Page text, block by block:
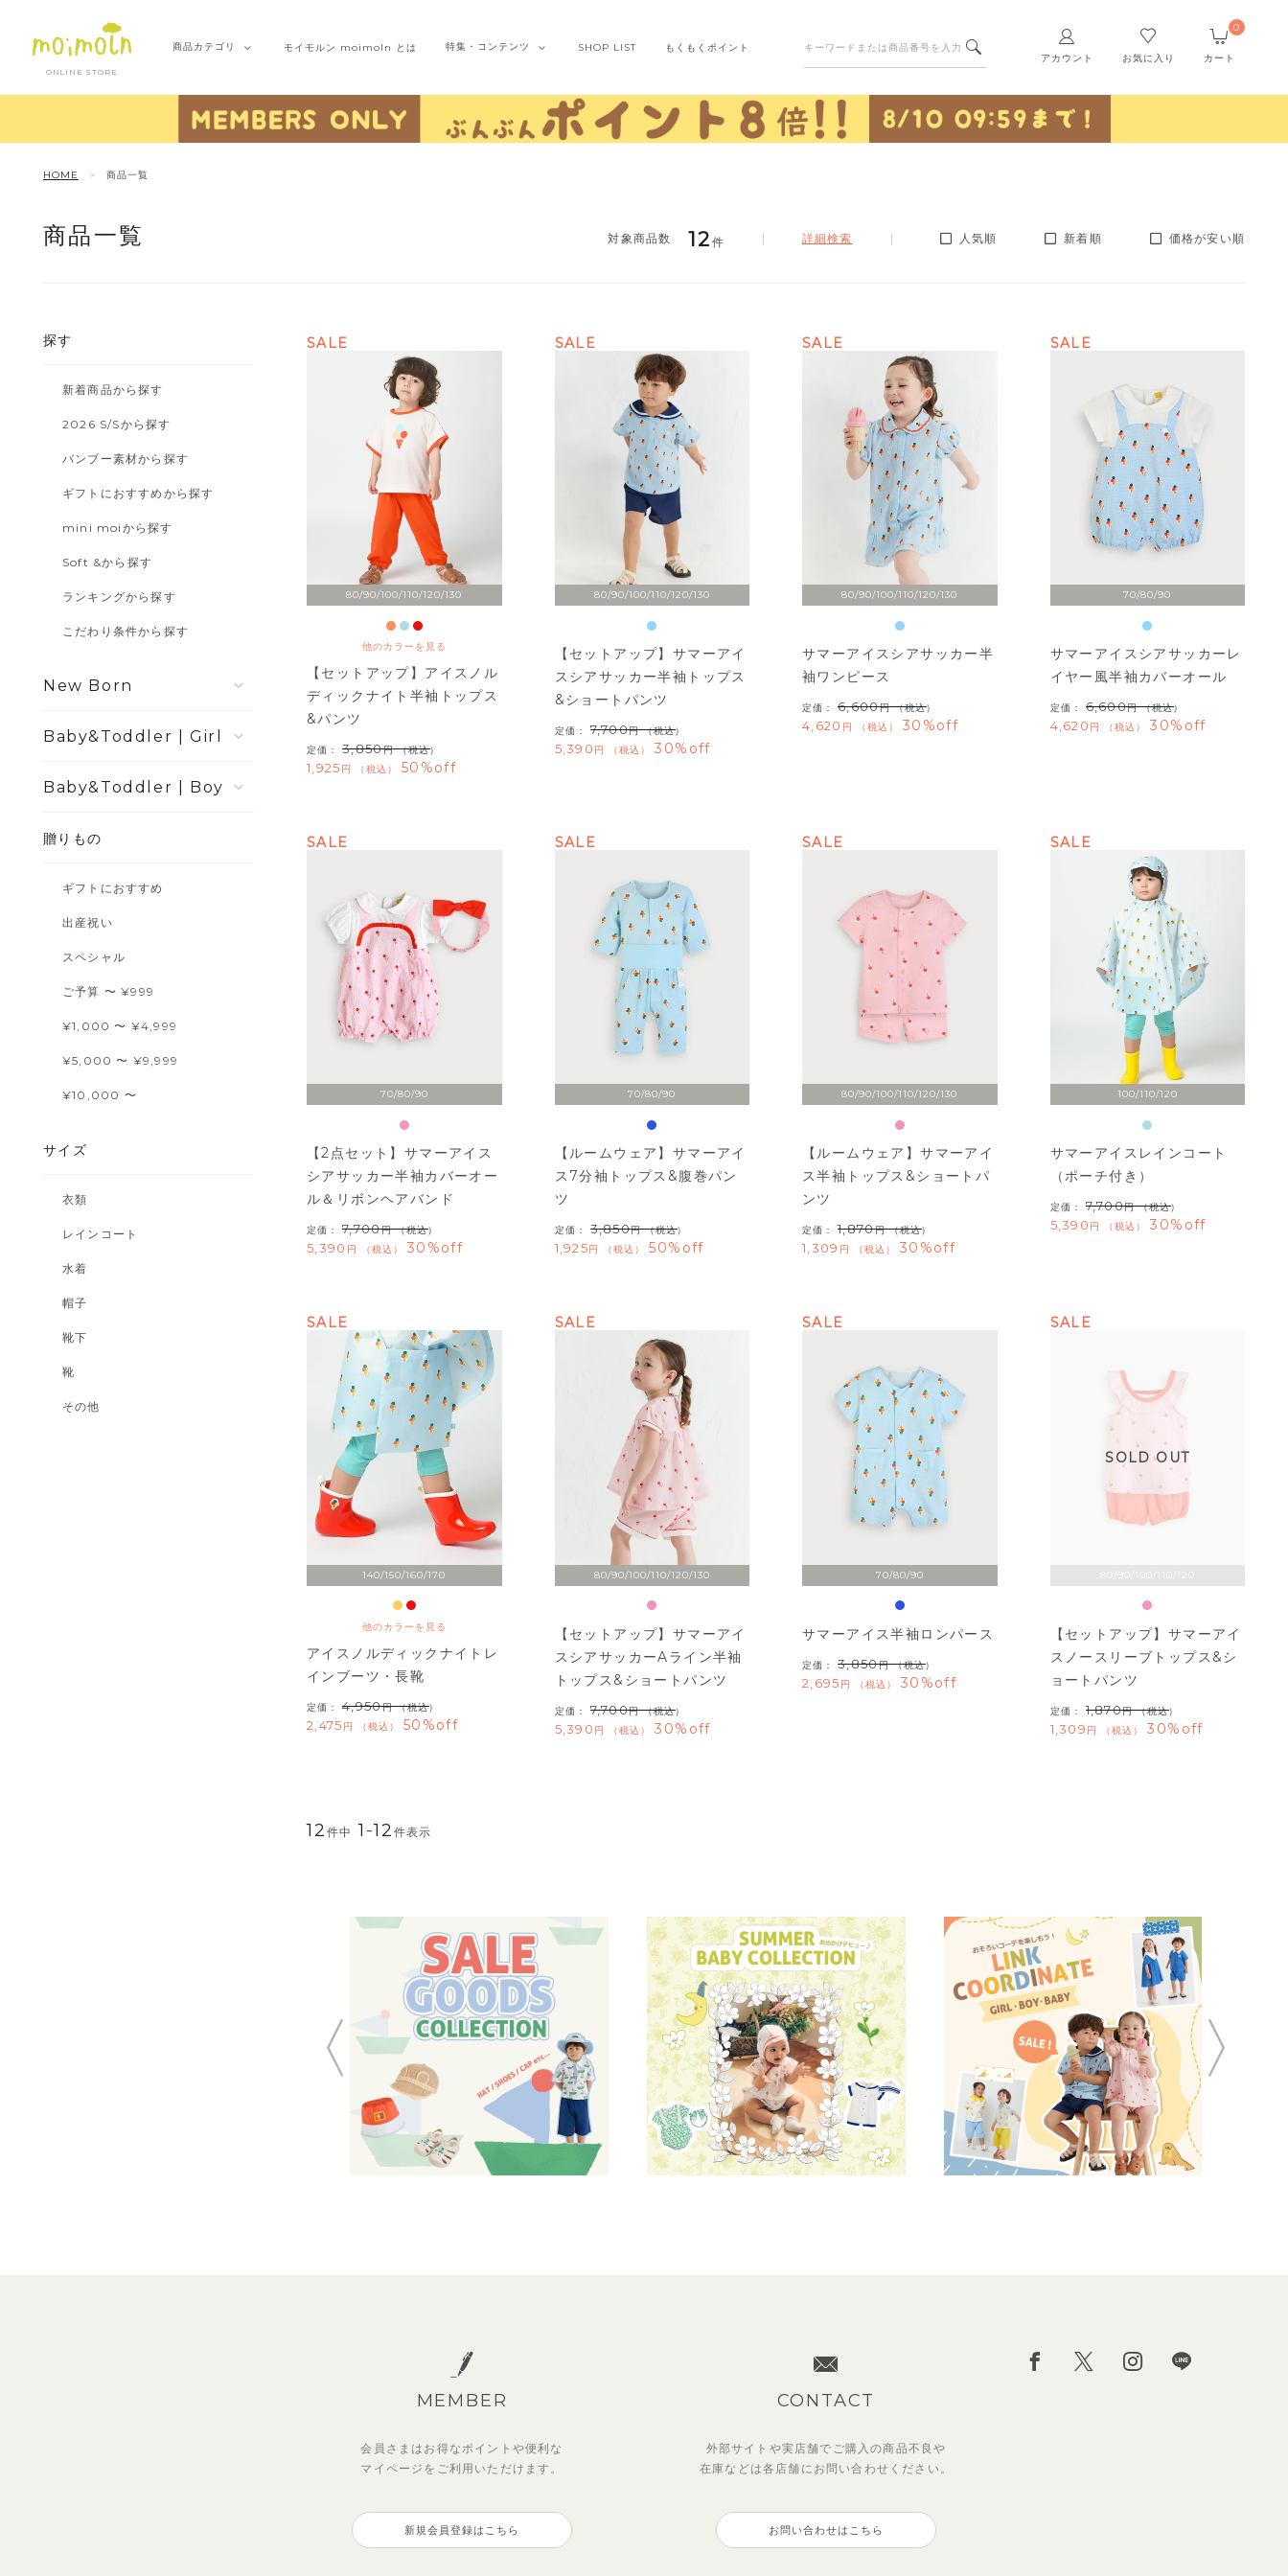
ONLINE STORE
アカウント お気に入り カート
0
商品カテゴリ モイモルン moimoln とは 特集・ コンテンツ SHOP LIST もくもくポイント
HOME 商品一覧
人気順 新着順 価格が安い順
12 件 詳細検索
商品一覧
探す
新着商品から探す
2026 S/Sから探す
バンブー素材から探す
ギフトにおすすめから探す
mini moiから探す
Soft &から探す
ランキングから探す
こだわり条件から探す
New Born
Girl
Boy
贈りもの
ギフトにおすすめ
出産祝い
スペシャル
ご予算 〜 ¥999
¥1,000 〜 ¥4,999
¥5,000 〜 ¥9,999
¥10,000 〜
サイズ
衣類
レインコート
水着
帽子
靴下
靴
その他
80/90/100/110/120/130
他のカラーを見る
SALE
【セットアップ】アイスノル
ディックナイト半袖トップス
&パンツ
定価： 3,850 （税込）
1,925 税込 50%off
80/90/100/110/120/130
SALE
【セットアップ】サマーアイ
スシアサッカー半袖トップス
&ショートパンツ
定価： 7,700 （税込）
5,390 税込 30%off
80/90/100/110/120/130
SALE
サマーアイスシアサッカー半
袖ワンピース
定価： 6,600 （税込）
4,620 税込 30%off
70/80/90
SALE
サマーアイスシアサッカーレ
イヤー風半袖カバーオール
定価： 6,600 （税込）
4,620 税込 30%off
70/80/90
SALE
【2点セット】サマーアイス
シアサッカー半袖カバーオー
ル＆リボンヘアバンド
定価： 7,700 （税込）
5,390 税込 30%off
70/80/90
SALE
【ルームウェア】サマーアイ
ス7分袖トップス&腹巻パン
ツ
定価： 3,850 （税込）
1,925 税込 50%off
80/90/100/110/120/130
SALE
【ルームウェア】サマーアイ
ス半袖トップス&ショートパ
ンツ
定価： 1,870 （税込）
1,309 税込 30%off
100/110/120
SALE
サマーアイスレインコート
（ポーチ付き）
定価： 7,700 （税込）
5,390 税込 30%off
140/150/160/170
他のカラーを見る
SALE
アイスノルディックナイトレ
インブーツ・長靴
定価： 4,950 （税込）
2,475 税込 50%off
80/90/100/110/120/130
SALE
【セットアップ】サマーアイ
スシアサッカーAライン半袖
トップス&ショートパンツ
定価： 7,700 （税込）
5,390 税込 30%off
70/80/90
SALE
サマーアイス半袖ロンパース
定価： 3,850 （税込）
2,695 税込 30%off
80/90/100/110/120
SOLD OUT
SALE
【セットアップ】サマーアイ
スノースリーブトップス&シ
ョートパンツ
定価： 1,870 （税込）
1,309 税込 30%off
12 件中 1 -12件表示
MEMBER
会員さまはお得なポイントや便利な
マイページを ご利用いただけます。
新規会員登録はこちら
CONTACT
外部サイトや実店舗でご購入の商品不良や
在庫などは各店舗に お問い合わせください。
お問い合わせはこちら